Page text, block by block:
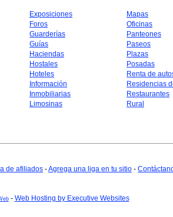
Exposiciones
Foros
Guarderías
Guías
Haciendas
Hostales
Hoteles
Información
Inmobiliarias
Limosinas
Mapas
Oficinas
Panteones
Paseos
Plazas
Posadas
Renta de
Residencias
Restaurantes
Rural
de afiliados -Agrega una liga en tu sitio -
- Web Hosting by Executive Websites